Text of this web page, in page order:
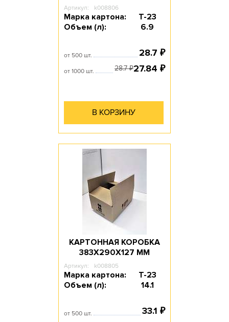
Артикул: k008806
Марка картона:
Т-23
Объем (л):
6.9
от 500 шт. 28.7 ₽
от 1000 шт. 28.7₽27.84 ₽
В КОРЗИНУ
КАРТОННАЯ КОРОБКА
383Х290Х127 ММ
Артикул: k008805
Марка картона:
Т-23
Объем (л):
14.1
от 500 шт. 33.1 ₽